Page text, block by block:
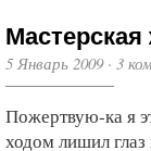
Мастерская
5 Январь 2009· 3
Пожертвую-ка я
ходом лишил